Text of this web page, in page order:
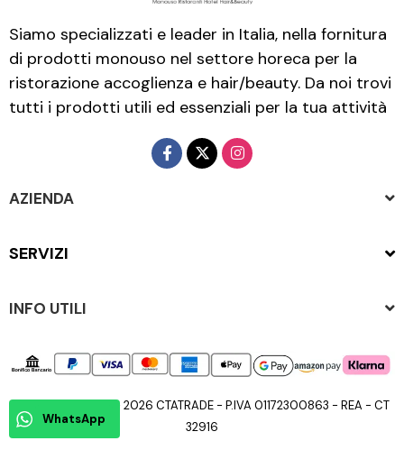
Siamo specializzati e leader in Italia, nella fornitura
di prodotti monouso nel settore horeca per la
ristorazione accoglienza e hair/beauty. Da noi trovi
tutti i prodotti utili ed essenziali per la tua attività
AZIENDA
SERVIZI
INFO UTILI
Copyright © 2015 - 2026 CTATRADE - P.IVA 01172300863 - REA - CT
32916
WhatsApp